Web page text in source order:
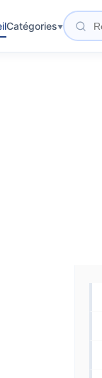
Catégories